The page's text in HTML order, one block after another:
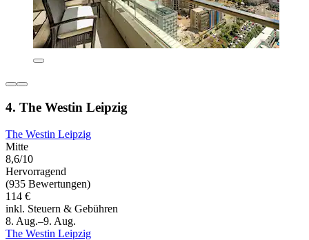
4. The Westin Leipzig
The Westin Leipzig
Mitte
8,6/10
Hervorragend
(935 Bewertungen)
114 €
inkl. Steuern & Gebühren
8. Aug.–9. Aug.
The Westin Leipzig